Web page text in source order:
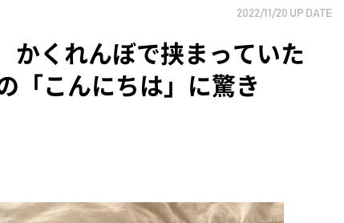
2022/11/20 UP DATE
くれんぼで挟まっていた
「こんにちは」に驚き